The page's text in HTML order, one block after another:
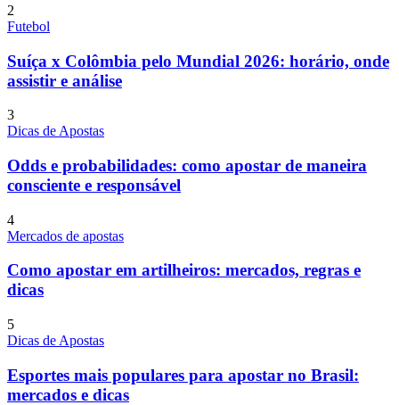
2
Futebol
Suíça x Colômbia pelo Mundial 2026: horário, onde
assistir e análise
3
Dicas de Apostas
Odds e probabilidades: como apostar de maneira
consciente e responsável
4
Mercados de apostas
Como apostar em artilheiros: mercados, regras e
dicas
5
Dicas de Apostas
Esportes mais populares para apostar no Brasil:
mercados e dicas